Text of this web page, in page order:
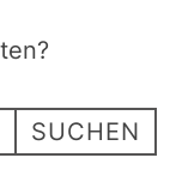
SUCHEN